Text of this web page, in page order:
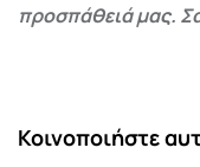
προσπάθειά μας.
Κοινοποιήστε